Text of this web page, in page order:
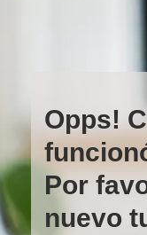
Opps!
Por
nuevo